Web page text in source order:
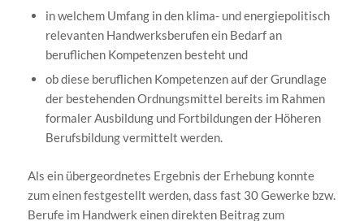
in welchem Umfang in den klima- und energiepolitisch
relevanten Handwerksberufen ein Bedarf an
beruflichen Kompetenzen besteht und
ob diese beruflichen Kompetenzen auf der Grundlage
der bestehenden Ordnungsmittel bereits im Rahmen
formaler Ausbildung und Fortbildungen der Höheren
Berufsbildung vermittelt werden.
Als ein übergeordnetes Ergebnis der Erhebung konnte
zum einen festgestellt werden, dass fast 30 Gewerke bzw.
Berufe im Handwerk einen direkten Beitrag zum